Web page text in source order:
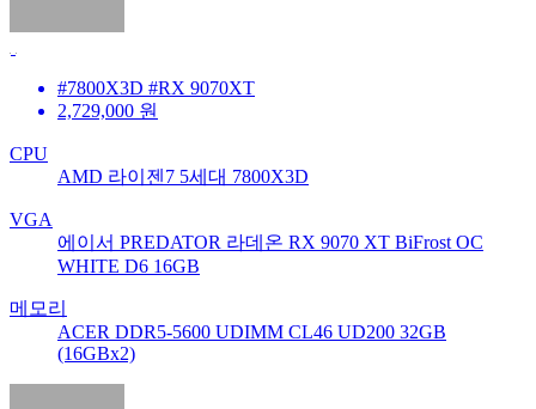
#7800X3D #RX 9070XT
2,729,000 원
CPU
AMD 라이젠7 5세대 7800X3D
VGA
에이서 PREDATOR 라데온 RX 9070 XT BiFrost OC
WHITE D6 16GB
메모리
ACER DDR5-5600 UDIMM CL46 UD200 32GB
(16GBx2)